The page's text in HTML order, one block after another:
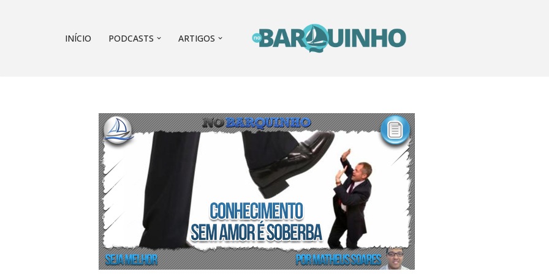
INÍCIO PODCASTS ARTIGOS